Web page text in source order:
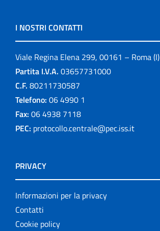
I NOSTRI CONTATTI
Viale Regina Elena 299, 00161 – Roma (I)
Partita I.V.A. 03657731000
C.F. 80211730587
Telefono: 06 4990 1
Fax: 06 4938 7118
PEC: protocollo.centrale@pec.iss.it
PRIVACY
Informazioni per la privacy
Contatti
Cookie policy